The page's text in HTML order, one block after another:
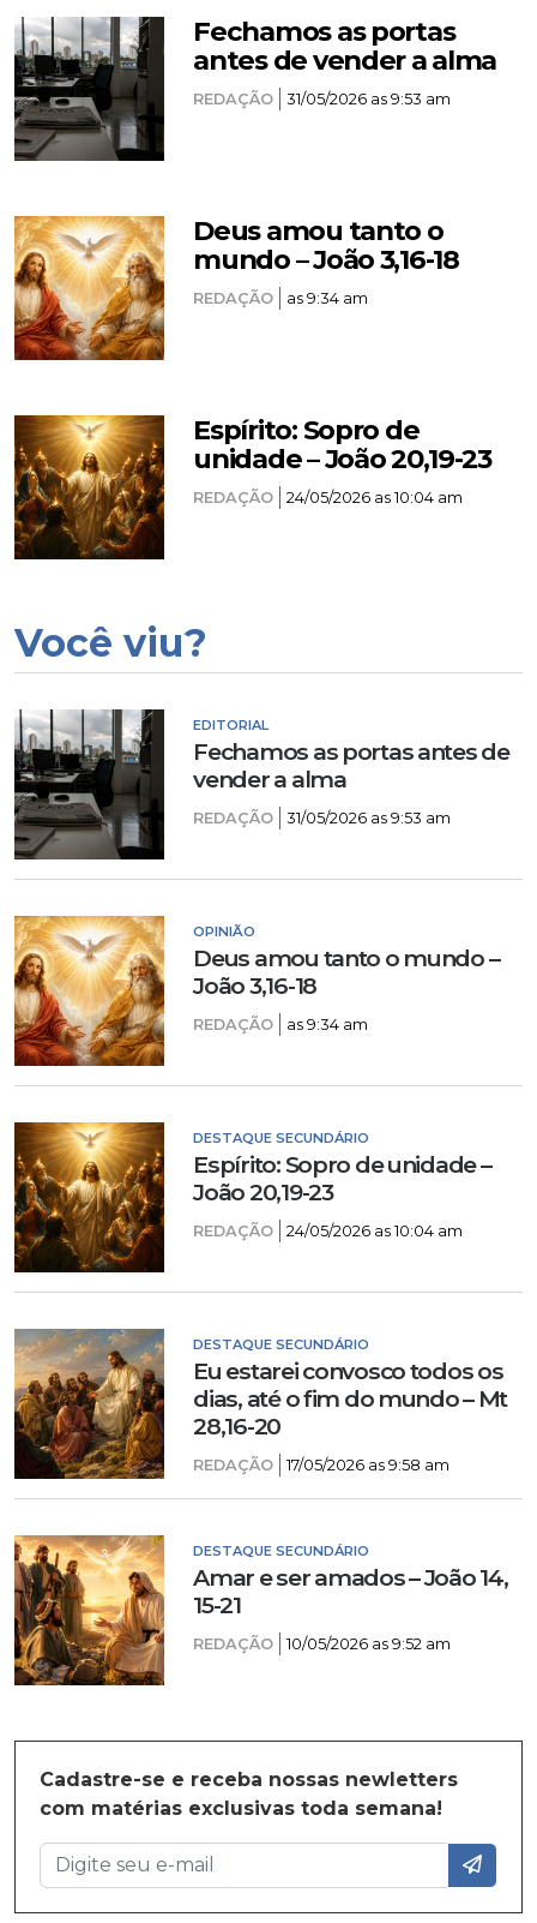
Fechamos as portas
antes de vender a alma
REDAÇÃO 31/05/2026 as 9:53 am
Deus amou tanto o
mundo – João 3,16-18
REDAÇÃO as 9:34 am
Espírito: Sopro de
unidade – João 20,19-23
REDAÇÃO 24/05/2026 as 10:04 am
Você viu?
EDITORIAL
Fechamos as portas antes de
vender a alma
REDAÇÃO 31/05/2026 as 9:53 am
OPINIÃO
Deus amou tanto o mundo –
João 3,16-18
REDAÇÃO as 9:34 am
DESTAQUE SECUNDÁRIO
Espírito: Sopro de unidade –
João 20,19-23
REDAÇÃO 24/05/2026 as 10:04 am
DESTAQUE SECUNDÁRIO
Eu estarei convosco todos os
dias, até o fim do mundo – Mt
28,16-20
REDAÇÃO 17/05/2026 as 9:58 am
DESTAQUE SECUNDÁRIO
Amar e ser amados – João 14,
15-21
REDAÇÃO 10/05/2026 as 9:52 am
Cadastre-se e receba nossas newletters
com matérias exclusivas toda semana!